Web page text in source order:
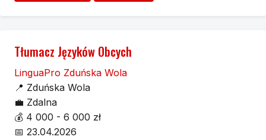
Tłumacz Języków Obcych
LinguaPro Zduńska Wola
📍 Zduńska Wola
💼 Zdalna
💰 4 000 - 6 000 zł
📅 23.04.2026